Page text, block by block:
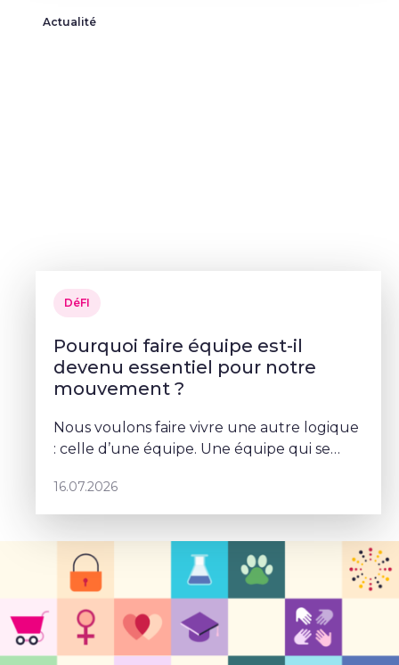
Actualité
DéFI
Pourquoi faire équipe est-il
devenu essentiel pour notre
mouvement ?
Nous voulons faire vivre une autre logique
: celle d’une équipe. Une équipe qui se
projet commun – Sophie Rohonyi
16.07.2026